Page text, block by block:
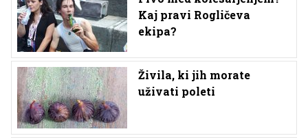
Kaj pravi Rogličeva
ekipa?
Živila, ki jih morate
uživati poleti